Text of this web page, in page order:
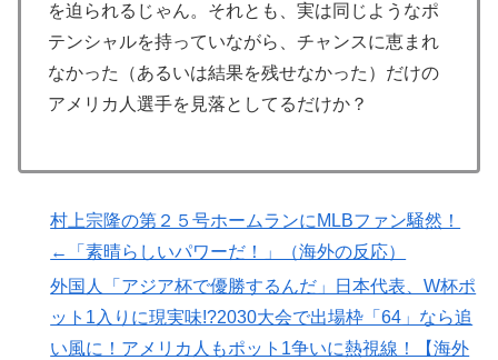
▶ フランス人「欲張りすぎだ」中村敬斗、ランス残留の可
能性を会長が示唆！移籍金が交渉の壁に..現地サポの本
音がこれ！【海外の反応】
▶ 韓国人「フランスの有力紙も大韓サッカー協会前代未聞
ないまま胴体着陸「これよりひどい着陸なら山ほど見て
きた」【海外の反応】
▶ 【MLB】化け物みたいな球を投げるクローザーを先発に
転向させないのはなんで？ → 「100mとマラソンの違
い」「先発は2－3種類の一級品の変化球が必要だから
を迫られるじゃん。それとも、実は同じようなポ
テンシャルを持っていながら、チャンスに恵まれ
なかった（あるいは結果を残せなかった）だけの
アメリカ人選手を見落としてるだけか？
村上宗隆の第２５号ホームランにMLBファン騒然！
←「素晴らしいパワーだ！」（海外の反応）
外国人「アジア杯で優勝するんだ」日本代表、W杯ポ
ット1入りに現実味!?2030大会で出場枠「64」なら追
い風に！アメリカ人もポット1争いに熱視線！【海外